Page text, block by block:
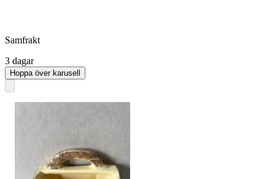
Samfrakt
3 dagar
Hoppa över karusell